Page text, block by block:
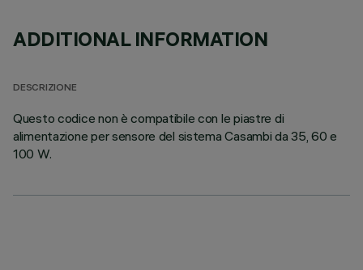
ADDITIONAL INFORMATION
DESCRIZIONE
Questo codice non è compatibile con le piastre di
alimentazione per sensore del sistema Casambi da 35, 60 e
100 W.